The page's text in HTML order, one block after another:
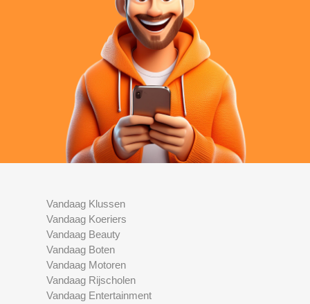
Vandaag Klussen
Vandaag Koeriers
Vandaag Beauty
Vandaag Boten
Vandaag Motoren
Vandaag Rijscholen
Vandaag Entertainment